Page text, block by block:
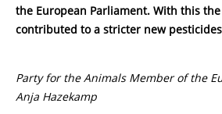
the European Parliament. With this
contributed to a stricter new
Party for the Animals Member of the
Anja Hazekamp